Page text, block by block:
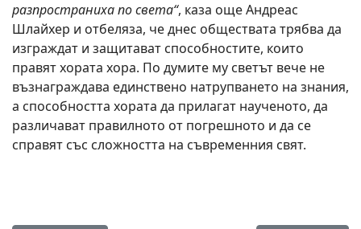
разпространиха по света“, каза още Андреас
Шлайхер и отбеляза, че днес обществата трябва да
изграждат и защитават способностите, които
правят хората хора. По думите му светът вече не
възнаграждава единствено натрупването на знания,
а способността хората да прилагат наученото, да
различават правилното от погрешното и да се
справят със сложността на съвременния свят.